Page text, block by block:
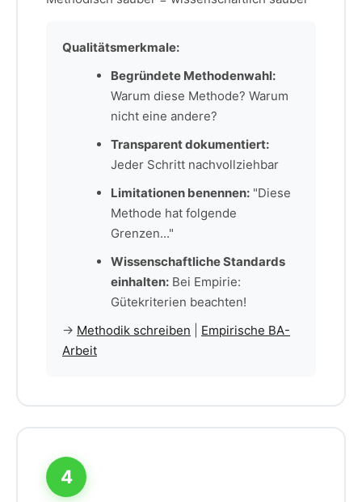
Qualitätsmerkmale:
Begründete Methodenwahl:
Warum diese Methode? Warum
nicht eine andere?
Transparent dokumentiert:
Jeder Schritt nachvollziehbar
Limitationen benennen: "Diese
Methode hat folgende
Grenzen..."
Wissenschaftliche Standards
einhalten: Bei Empirie:
Gütekriterien beachten!
→ Methodik schreiben
Empirische BA-
Arbeit
4